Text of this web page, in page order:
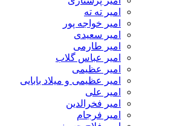
امیر ته ته
امیر خواجه پور
امیر سعیدی
امیر طارمی
امیر عباس گلاب
امیر عظیمی
امیر عظیمی و میلاد بابایی
امیر علی
امیر فخرالدین
امیر فرجام